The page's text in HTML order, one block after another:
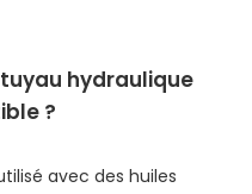
tuyau hydraulique
?
avec des huiles